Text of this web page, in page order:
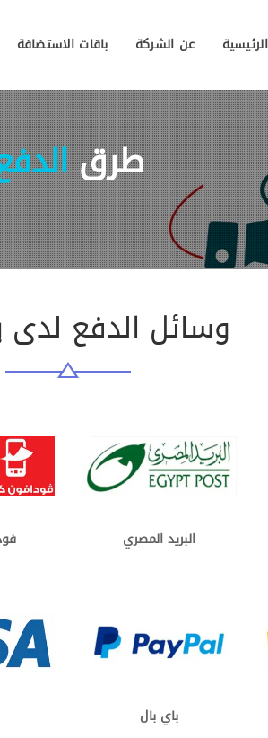
عن الشركة باقات الاستضافة
طرق
وسائل الدفع لدى
البريد المصري
باي بال